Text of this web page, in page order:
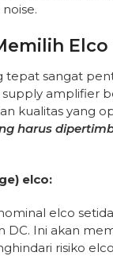
Elco
tepat sangat
amplifier
kualitas yang
harus
elco:
elco
DC. Ini akan
risiko